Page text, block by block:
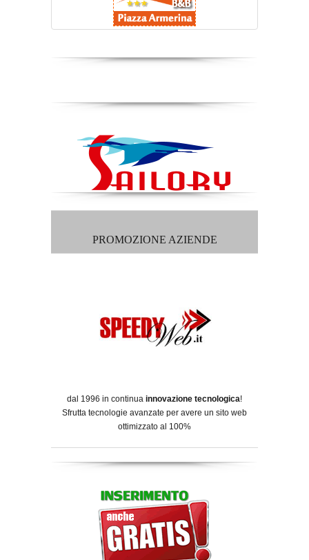
PROMOZIONE AZIENDE
dal 1996 in continua innovazione tecnologica!
Sfrutta tecnologie avanzate per avere un sito web
ottimizzato al 100%